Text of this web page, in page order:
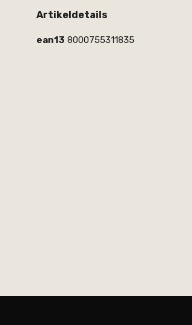
Artikeldetails
ean13 8000755311835